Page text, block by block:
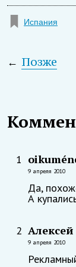
Испания
← Позже
1
9 апреля 2010
Да,
А
2
9 апреля 2010